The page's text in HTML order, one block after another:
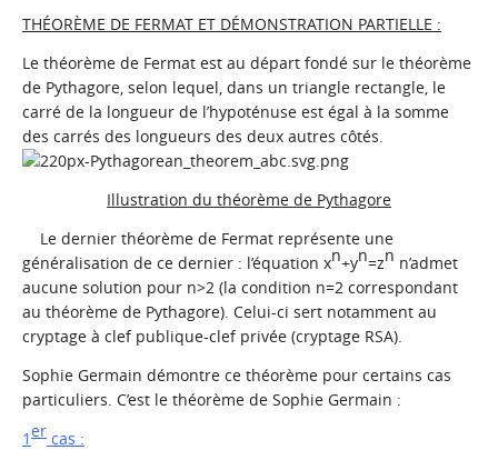
THÉORÈME DE FERMAT ET DÉMONSTRATION PARTIELLE :
Le théorème de Fermat est au départ fondé sur le théorème
de Pythagore, selon lequel, dans un triangle rectangle, le
carré de la longueur de l’hypoténuse est égal à la somme
des carrés des longueurs des deux autres côtés.
Illustration du théorème de Pythagore
Le dernier théorème de Fermat représente une
généralisation de ce dernier : l’équation xn+yn=zn n’admet
aucune solution pour n>2 (la condition n=2 correspondant
au théorème de Pythagore). Celui-ci sert notamment au
cryptage à clef publique-clef privée (cryptage RSA).
Sophie Germain démontre ce théorème pour certains cas
particuliers. C’est le théorème de Sophie Germain :
1er cas :